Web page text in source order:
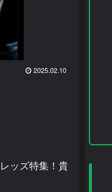
2025.02.10
ッズ特集！貴